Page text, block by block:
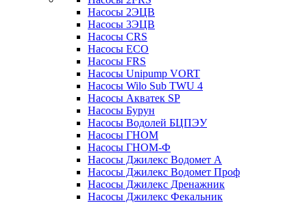
Насосы 2ЭЦВ
Насосы 3ЭЦВ
Насосы CRS
Насосы ECO
Насосы FRS
Насосы Unipump VORT
Насосы Wilo Sub TWU 4
Насосы Акватек SP
Насосы Бурун
Насосы Водолей БЦПЭУ
Насосы ГНОМ
Насосы ГНОМ-Ф
Насосы Джилекс Водомет А
Насосы Джилекс Водомет Проф
Насосы Джилекс Дренажник
Насосы Джилекс Фекальник